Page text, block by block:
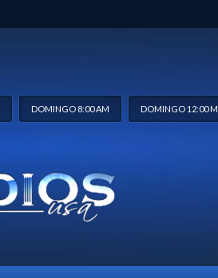
DOMINGO 8:00 AM DOMINGO 12:00 M